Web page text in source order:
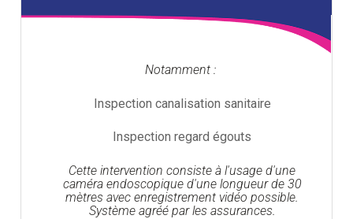
Notamment :
Inspection canalisation sanitaire
Inspection regard égouts
Cette intervention consiste à l'usage d'une
caméra endoscopique d'une longueur de 30
mètres avec enregistrement vidéo possible.
Système agréé par les assurances.